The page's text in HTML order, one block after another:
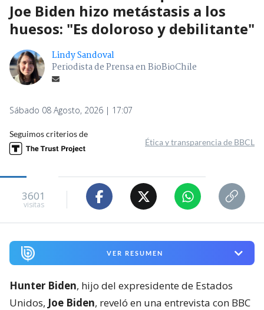
Joe Biden hizo metástasis a los
huesos: "Es doloroso y debilitante"
Lindy Sandoval
Periodista de Prensa en BioBioChile
Sábado 08 Agosto, 2026 | 17:07
Seguimos criterios de
Ética y transparencia de BBCL
3601
visitas
VER RESUMEN
Hunter Biden, hijo del expresidente de Estados
Unidos, Joe Biden, reveló en una entrevista con BBC